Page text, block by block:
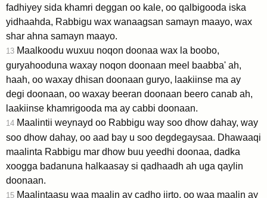
fadhiyey sida khamri deggan oo kale, oo qalbigooda iska
yidhaahda, Rabbigu wax wanaagsan samayn maayo, wax
shar ahna samayn maayo.
13 Maalkoodu wuxuu noqon doonaa wax la boobo,
guryahooduna waxay noqon doonaan meel baabba' ah,
haah, oo waxay dhisan doonaan guryo, laakiinse ma ay
degi doonaan, oo waxay beeran doonaan beero canab ah,
laakiinse khamrigooda ma ay cabbi doonaan.
14 Maalintii weynayd oo Rabbigu way soo dhow dahay, way
soo dhow dahay, oo aad bay u soo degdegaysaa. Dhawaaqi
maalinta Rabbigu mar dhow buu yeedhi doonaa, dadka
xoogga badanuna halkaasay si qadhaadh ah uga qaylin
doonaan.
15 Maalintaasu waa maalin ay cadho jirto, oo waa maalin ay